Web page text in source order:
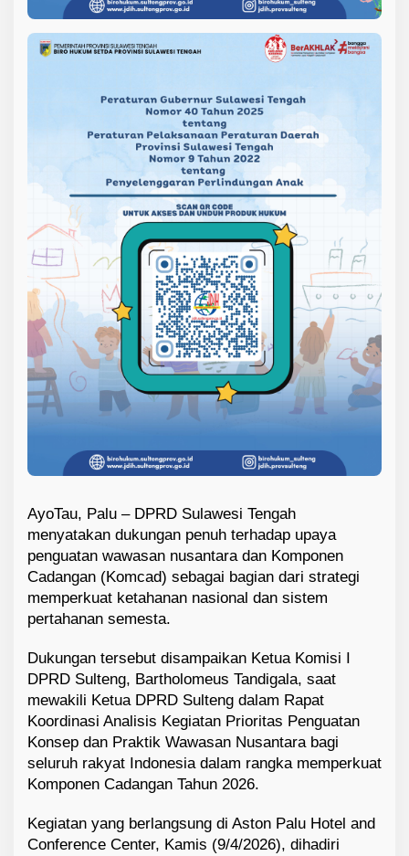
AyoTau, Palu – DPRD Sulawesi Tengah
menyatakan dukungan penuh terhadap upaya
penguatan wawasan nusantara dan Komponen
Cadangan (Komcad) sebagai bagian dari strategi
memperkuat ketahanan nasional dan sistem
pertahanan semesta.
Dukungan tersebut disampaikan Ketua Komisi I
DPRD Sulteng, Bartholomeus Tandigala, saat
mewakili Ketua DPRD Sulteng dalam Rapat
Koordinasi Analisis Kegiatan Prioritas Penguatan
Konsep dan Praktik Wawasan Nusantara bagi
seluruh rakyat Indonesia dalam rangka memperkuat
Komponen Cadangan Tahun 2026.
Kegiatan yang berlangsung di Aston Palu Hotel and
Conference Center, Kamis (9/4/2026), dihadiri